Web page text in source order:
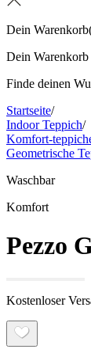
Dein Warenkorb
Dein Warenkorb
Finde deinen
Startseite/
Indoor Teppich/
Komfort-
Geometrische
Waschbar
Komfort
Pezzo
Kostenloser